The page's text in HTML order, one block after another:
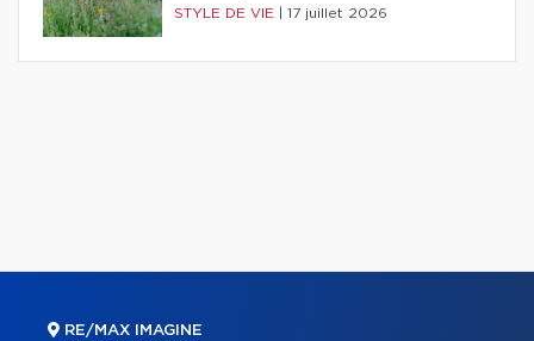
STYLE DE VIE 17 juillet 2026
RE/MAX IMAGINE